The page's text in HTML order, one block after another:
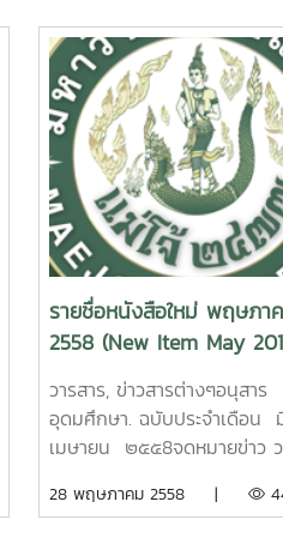
ทัศน์ รายงานผลการวิจัยมหาวิ
แม่โจ้ 82 หน้า. เลขเรียกหนั
2558 / 30Indicators and
Clustering of Rural
Appropriate in Organic
Agricultural Practice.
Sakkatat Maejo
2.การพัฒน
ศักยภาพเกษตรกรรายย่อยปลู
ยางพาราในภาคเหนือตอนบน.
นคเรศ รังควัต รายงานผลกา
มหาวิทยาลัยแม่โจ้ 74 หน้า. เล
หนังสือ 2558
The
Development of
Thailand . Nakarate
รายชื่อหนังสือใหม่ พฤษภา
2558 (New Item May
วารสาร, ข่าวสารต่างๆอนุสาร
อุดมศึกษา. ฉบับประจำเดือน
เมษายน ๒๕๕8จดหมายข่าว
พฤษภาคม ๒๕๕8วารสารไทย
28 พฤษภาคม 2558 |